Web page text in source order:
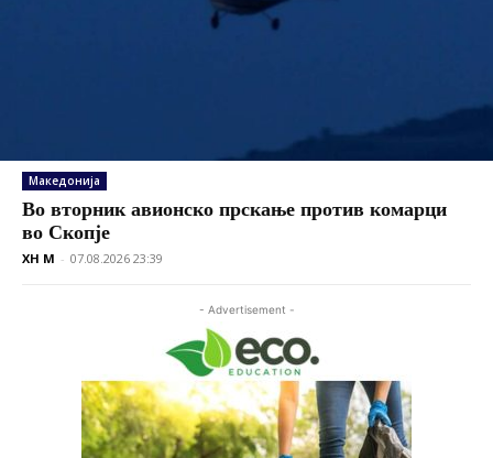
Македонија
Во вторник авионско прскање против комарци
во Скопје
XH M - 07.08.2026 23:39
- Advertisement -